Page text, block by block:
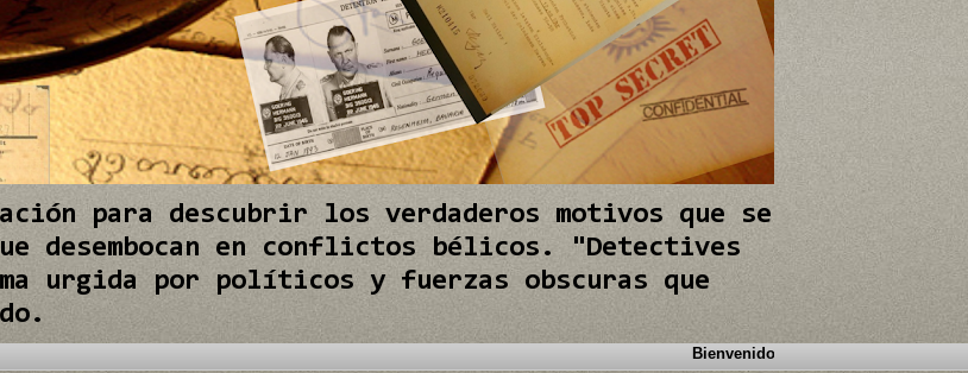
para descubrir los verdaderos motivos que se
desembocan en conflictos bélicos. "Detectives
urgida por políticos y fuerzas obscuras que